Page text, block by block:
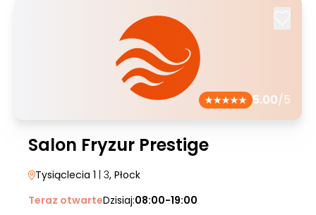
5.00/5
Salon Fryzur Prestige
Tysiąclecia 1 | 3, Płock
Teraz otwarteDzisiaj:08:00-19:00